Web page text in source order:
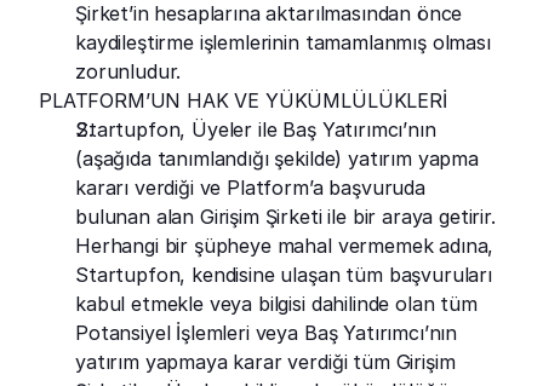
Şirket’in hesaplarına aktarılmasından önce
kaydileştirme işlemlerinin tamamlanmış olması
zorunludur.
PLATFORM’UN HAK VE YÜKÜMLÜLÜKLERİ
Startupfon, Üyeler ile Baş Yatırımcı’nın
(aşağıda tanımlandığı şekilde) yatırım yapma
kararı verdiği ve Platform’a başvuruda
bulunan alan Girişim Şirketi ile bir araya getirir.
Herhangi bir şüpheye mahal vermemek adına,
Startupfon, kendisine ulaşan tüm başvuruları
kabul etmekle veya bilgisi dahilinde olan tüm
Potansiyel İşlemleri veya Baş Yatırımcı’nın
yatırım yapmaya karar verdiği tüm Girişim